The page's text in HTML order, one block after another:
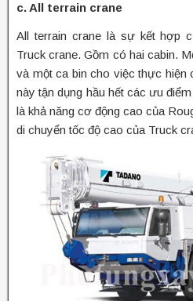
c. All terrain crane
All terrain crane là sự kết hợp
Truck crane. Gồm có hai cabin.
và một ca bin cho việc thực hiện
này tận dụng hầu hết các ưu
là khả năng cơ động cao của
di chuyển tốc độ cao của Truck